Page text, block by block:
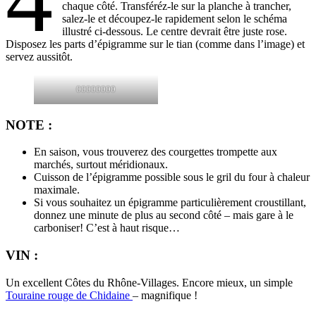
chaque côté. Transféréz-le sur la planche à trancher,
salez-le et découpez-le rapidement selon le schéma
illustré ci-dessous. Le centre devrait être juste rose.
Disposez les parts d’épigramme sur le tian (comme dans l’image) et
servez aussitôt.
00000000
NOTE :
En saison, vous trouverez des courgettes trompette aux
marchés, surtout méridionaux.
Cuisson de l’épigramme possible sous le gril du four à chaleur
maximale.
Si vous souhaitez un épigramme particulièrement croustillant,
donnez une minute de plus au second côté – mais gare à le
carboniser! C’est à haut risque…
VIN :
Un excellent Côtes du Rhône-Villages. Encore mieux, un simple
Touraine rouge de Chidaine – magnifique !